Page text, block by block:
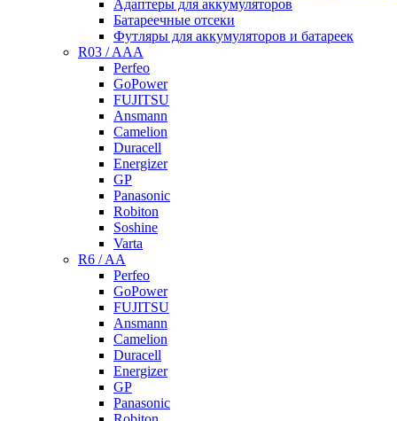
Адаптеры для аккумуляторов
Батареечные отсеки
Футляры для аккумуляторов и батареек
R03 / AAA
Perfeo
GoPower
FUJITSU
Ansmann
Camelion
Duracell
Energizer
GP
Panasonic
Robiton
Soshine
Varta
R6 / AA
Perfeo
GoPower
FUJITSU
Ansmann
Camelion
Duracell
Energizer
GP
Panasonic